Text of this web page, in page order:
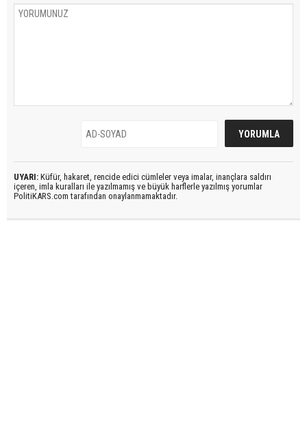
UYARI: Küfür, hakaret, rencide edici cümleler veya imalar, inançlara saldırı
içeren, imla kuralları ile yazılmamış ve büyük harflerle yazılmış yorumlar
PolitiKARS.com tarafından onaylanmamaktadır.